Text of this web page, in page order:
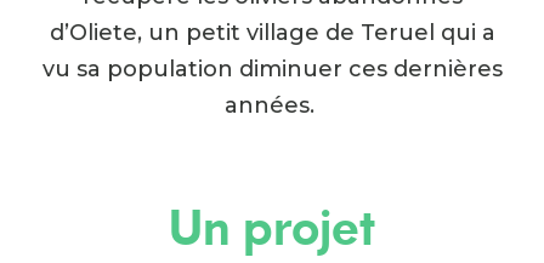
d’Oliete, un petit village de Teruel qui a
vu sa population diminuer ces dernières
années.
Un projet